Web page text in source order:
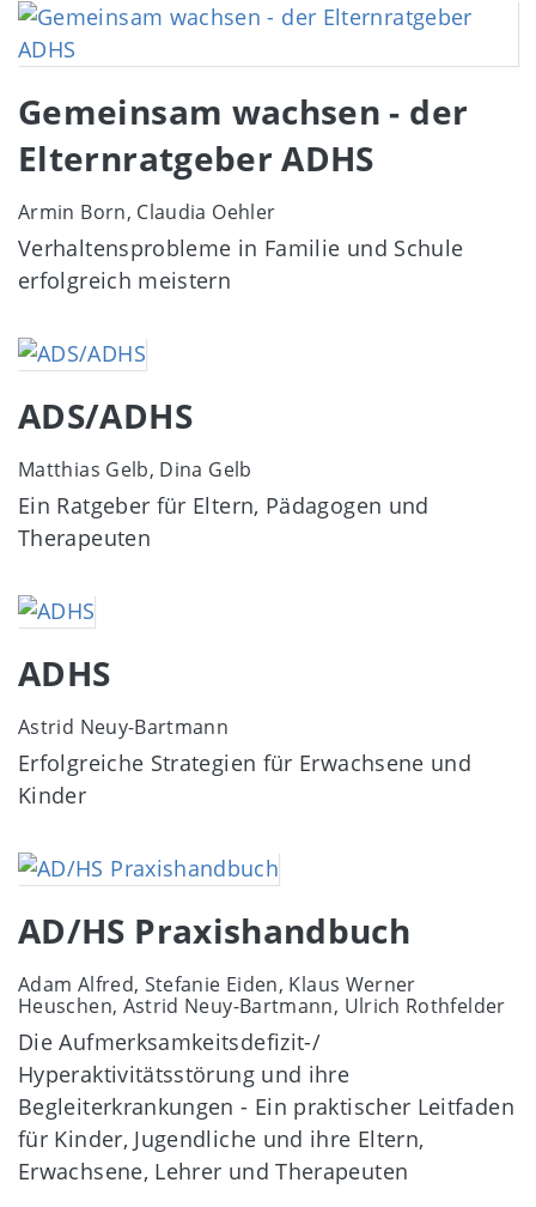
Image
Gemeinsam wachsen - der
Elternratgeber ADHS
Armin Born, Claudia Oehler
Verhaltensprobleme in Familie und Schule
erfolgreich meistern
Image
ADS/ADHS
Matthias Gelb, Dina Gelb
Ein Ratgeber für Eltern, Pädagogen und
Therapeuten
Image
ADHS
Astrid Neuy-Bartmann
Erfolgreiche Strategien für Erwachsene und
Kinder
Image
AD/HS Praxishandbuch
Adam Alfred, Stefanie Eiden, Klaus Werner
Heuschen, Astrid Neuy-Bartmann, Ulrich Rothfelder
Die Aufmerksamkeitsdefizit-/
Hyperaktivitätsstörung und ihre
Begleiterkrankungen - Ein praktischer Leitfaden
für Kinder, Jugendliche und ihre Eltern,
Erwachsene, Lehrer und Therapeuten